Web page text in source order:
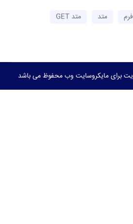
فرم متد
متد GET
برای مایکروسایت وب محفوظ می باشد